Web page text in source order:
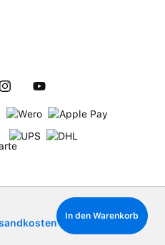
In den Warenkorb